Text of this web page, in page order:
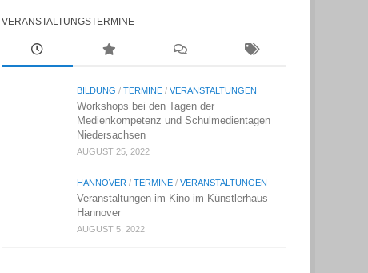
VERANSTALTUNGSTERMINE
BILDUNG /TERMINE /VERANSTALTUNGEN
Workshops bei den Tagen der
Medienkompetenz und Schulmedientagen
Niedersachsen
AUGUST 25, 2022
HANNOVER /TERMINE /VERANSTALTUNGEN
Veranstaltungen im Kino im Künstlerhaus
Hannover
AUGUST 5, 2022